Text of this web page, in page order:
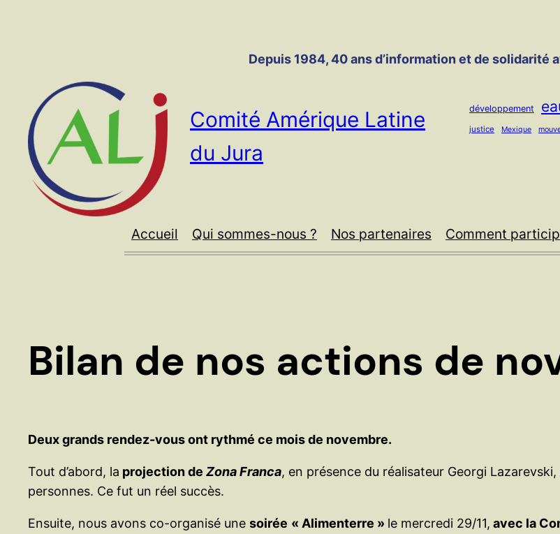
Depuis 1984, 40 ans d’information et de solidarité
Comité Amérique Latine
du Jura
développement
justice Mexique
Accueil Qui sommes-nous ? Nos partenaires Comment
Bilan de nos actions de
Deux grands rendez-vous ont rythmé ce mois de novembre.
Tout d’abord, la projection de Zona Franca, en présence du réalisateur Georgi
personnes. Ce fut un réel succès.
Ensuite, nous avons co-organisé une soirée « Alimenterre » le mercredi 29/11, avec la